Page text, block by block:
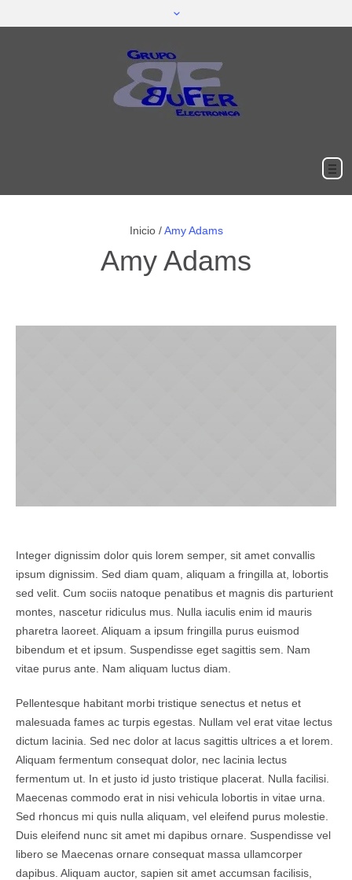
Inicio /Amy Adams
Amy Adams
Integer dignissim dolor quis lorem semper, sit amet convallis
ipsum dignissim. Sed diam quam, aliquam a fringilla at, lobortis
sed velit. Cum sociis natoque penatibus et magnis dis parturient
montes, nascetur ridiculus mus. Nulla iaculis enim id mauris
pharetra laoreet. Aliquam a ipsum fringilla purus euismod
bibendum et et ipsum. Suspendisse eget sagittis sem. Nam
vitae purus ante. Nam aliquam luctus diam.
Pellentesque habitant morbi tristique senectus et netus et
malesuada fames ac turpis egestas. Nullam vel erat vitae lectus
dictum lacinia. Sed nec dolor at lacus sagittis ultrices a et lorem.
Aliquam fermentum consequat dolor, nec lacinia lectus
fermentum ut. In et justo id justo tristique placerat. Nulla facilisi.
Maecenas commodo erat in nisi vehicula lobortis in vitae urna.
Sed rhoncus mi quis nulla aliquam, vel eleifend purus molestie.
Duis eleifend nunc sit amet mi dapibus ornare. Suspendisse vel
libero se Maecenas ornare consequat massa ullamcorper
dapibus. Aliquam auctor, sapien sit amet accumsan facilisis,